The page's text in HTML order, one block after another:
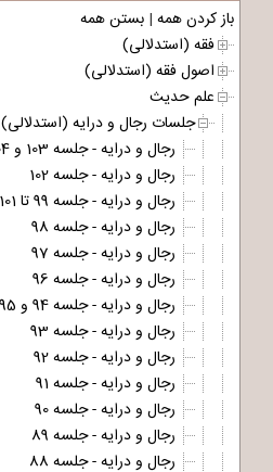
باز کردن همه | بستن همه
فقه (استدلالی)
اصول فقه (استدلالی)
علم حدیث
جلسات رجال و درایه (استدلالی)
رجال و درایه - جلسه 103 و 104 - جلسه آخر
رجال و درایه - جلسه 102
رجال و درایه - جلسه 99 تا 101
رجال و درایه - جلسه 98
رجال و درایه - جلسه 97
رجال و درایه - جلسه 96
رجال و درایه - جلسه 94 و 95
رجال و درایه - جلسه 93
رجال و درایه - جلسه 92
رجال و درایه - جلسه 91
رجال و درایه - جلسه 90
رجال و درایه - جلسه 89
رجال و درایه - جلسه 88